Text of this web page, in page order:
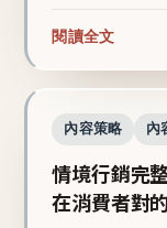
閱讀全文
內容策略 內
情境行銷完
在消費者對